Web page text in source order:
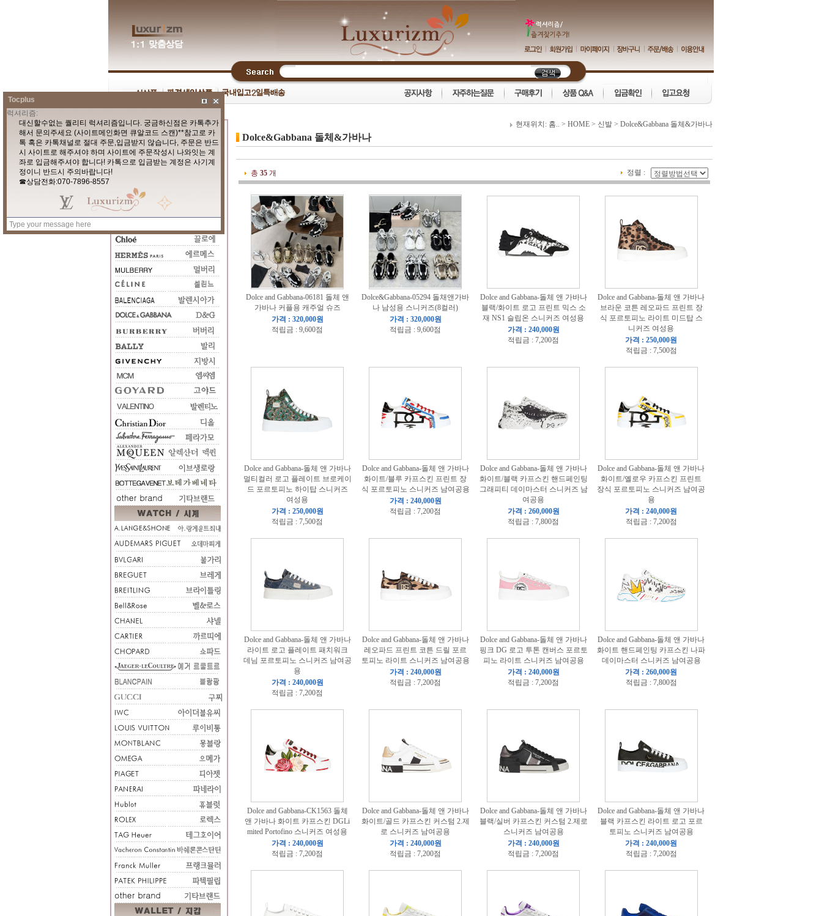
현재위치: 홈.. > HOME> 신발> Dolce&Gabbana 돌체&가바나
Dolce&Gabbana 돌체&가바나
총 35개 정렬 :
Dolce and Gabbana-06181 돌체 앤
가바나 커플용 캐주얼 슈즈
가격 : 320,000원
적립금 : 9,600점
Dolce&Gabbana-05294 돌채앤가바
나 남성용 스니커즈(8컬러)
가격 : 320,000원
적립금 : 9,600점
Dolce and Gabbana-돌체 앤 가바나
블랙/화이트 로고 프린트 믹스 소
재 NS1 슬립온 스니커즈 여성용
가격 : 240,000원
적립금 : 7,200점
Dolce and Gabbana-돌체 앤 가바나
브라운 코튼 레오파드 프린트 장
식 포르토피노 라이트 미드탑 스
니커즈 여성용
가격 : 250,000원
적립금 : 7,500점
Dolce and Gabbana-돌체 앤 가바나
멀티컬러 로고 플레이트 브로케이
드 포르토피노 하이탑 스니커즈
여성용
가격 : 250,000원
적립금 : 7,500점
Dolce and Gabbana-돌체 앤 가바나
화이트/블루 카프스킨 프린트 장
식 포르토피노 스니커즈 남여공용
가격 : 240,000원
적립금 : 7,200점
Dolce and Gabbana-돌체 앤 가바나
화이트/블랙 카프스킨 핸드페인팅
그래피티 데이마스터 스니커즈 남
여공용
가격 : 260,000원
적립금 : 7,800점
Dolce and Gabbana-돌체 앤 가바나
화이트/옐로우 카프스킨 프린트
장식 포르토피노 스니커즈 남여공
용
가격 : 240,000원
적립금 : 7,200점
Dolce and Gabbana-돌체 앤 가바나
라이트 로고 플레이트 패치워크
데님 포르토피노 스니커즈 남여공
용
가격 : 240,000원
적립금 : 7,200점
Dolce and Gabbana-돌체 앤 가바나
레오파드 프린트 코튼 드릴 포르
토피노 라이트 스니커즈 남여공용
가격 : 240,000원
적립금 : 7,200점
Dolce and Gabbana-돌체 앤 가바나
핑크 DG 로고 투톤 캔버스 포르토
피노 라이트 스니커즈 남여공용
가격 : 240,000원
적립금 : 7,200점
Dolce and Gabbana-돌체 앤 가바나
화이트 핸드페인팅 카프스킨 나파
데이마스터 스니커즈 남여공용
가격 : 260,000원
적립금 : 7,800점
Dolce and Gabbana-CK1563 돌체
앤 가바나 화이트 카프스킨 DGLi
mited Portofino 스니커즈 여성용
가격 : 240,000원
적립금 : 7,200점
Dolce and Gabbana-돌체 앤 가바나
화이트/골드 카프스킨 커스텀 2.제
로 스니커즈 남여공용
가격 : 240,000원
적립금 : 7,200점
Dolce and Gabbana-돌체 앤 가바나
블랙/실버 카프스킨 커스텀 2.제로
스니커즈 남여공용
가격 : 240,000원
적립금 : 7,200점
Dolce and Gabbana-돌체 앤 가바나
블랙 카프스킨 라이트 로고 포르
토피노 스니커즈 남여공용
가격 : 240,000원
적립금 : 7,200점
Tocplus